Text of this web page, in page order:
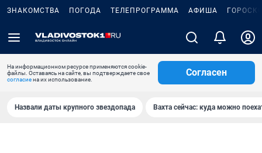
ЗНАКОМСТВА ПОГОДА ТЕЛЕПРОГРАММА АФИША
На информационном ресурсе применяются cookie-
файлы. Оставаясь на сайте, вы подтверждаете свое
согласиена их использование.
Согласен
Назвали даты крупного звездопада Вахта сейчас: куда можно